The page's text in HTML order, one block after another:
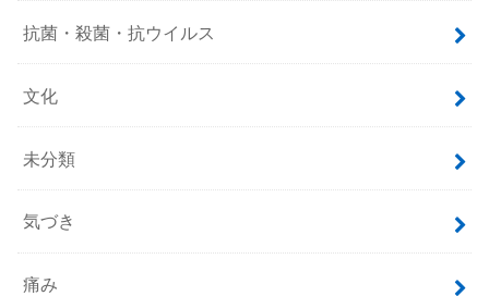
抗菌・殺菌・抗ウイルス
文化
未分類
気づき
痛み